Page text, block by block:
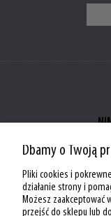
Dbamy o Twoją
Pliki cookies i
działanie strony i
Możesz zaakceptować
przejść do sklepu lub